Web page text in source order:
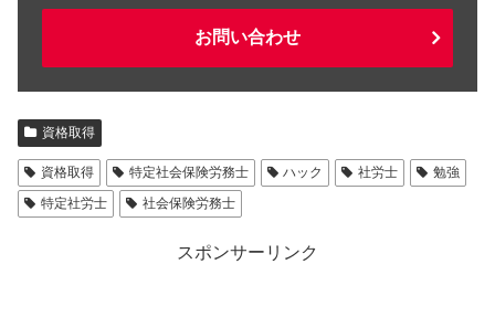
お問い合わせ
資格取得
資格取得 特定社会保険労務士 ハック 社労士
勉強
特定社労士
社会保険労務士
スポンサーリンク